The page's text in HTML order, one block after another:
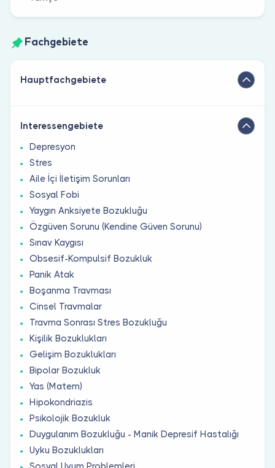
Fachgebiete
Hauptfachgebiete
Interessengebiete
Depresyon
Stres
Aile İçi İletişim Sorunları
Sosyal Fobi
Yaygın Anksiyete Bozukluğu
Özgüven Sorunu (Kendine Güven Sorunu)
Sınav Kaygısı
Obsesif-Kompulsif Bozukluk
Panik Atak
Boşanma Travması
Cinsel Travmalar
Travma Sonrası Stres Bozukluğu
Kişilik Bozuklukları
Gelişim Bozuklukları
Bipolar Bozukluk
Yas (Matem)
Hipokondriazis
Psikolojik Bozukluk
Duygulanım Bozukluğu - Manik Depresif Hastalığı
Uyku Bozuklukları